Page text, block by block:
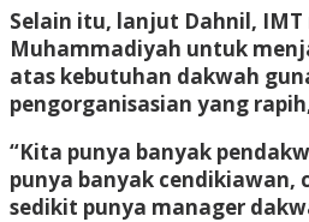
Selain itu, lanjut Dahnil,
Muhammadiyah untuk
atas kebutuhan dakwah
pengorganisasian yang
“Kita punya banyak
punya banyak cendikiawan,
sedikit punya manager